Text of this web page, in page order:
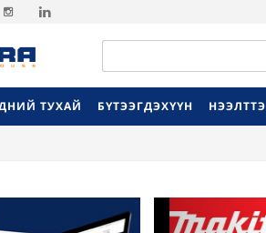
ТУХАЙ БҮТЭЭГДЭХҮҮН